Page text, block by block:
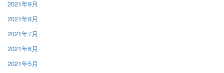
2021年9月
2021年8月
2021年7月
2021年6月
2021年5月